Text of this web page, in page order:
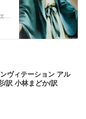
ヘミシンクCD ゲートウェイ・エクスペリエンス ウェーブ 1〜8 （8巻フルセット） 日本語版 【正規品】 ※ 音楽療法CD Hemi-Sync モンロー…
ヴィテーション アル
/訳 小林まどか/訳